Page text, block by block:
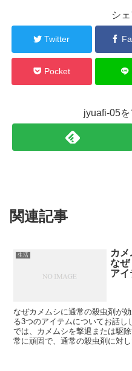
シ
Twitter
Pocket
jyuafi-05
関連記事
生活
カ
なぜ
アイ
なぜカメムシに通常の殺虫剤が
る3つのアイテムについてお話
では、カメムシを撃退または駆
常に頑固で、通常の殺虫剤に対